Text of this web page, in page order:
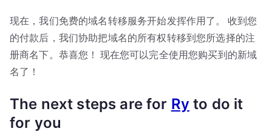
现在，我们免费的域名转移服务开始发挥作用了。 收到您
的付款后，我们协助把域名的所有权转移到您所选择的注
册商名下。恭喜您！ 现在您可以完全使用您购买到的新域
名了！
The next steps are for Ry to do it
for you